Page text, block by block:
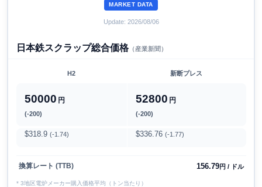
MARKET DATA
Update: 2026/08/06
日本鉄スクラップ総合価格（産業新聞）
H2 新断プレス
50000 円
(-200)
52800 円
(-200)
$318.9 (-1.74) $336.76 (-1.77)
換算レート (TTB) 156.79円 / ドル
* 3地区電炉メーカー購入価格平均（トン当たり）